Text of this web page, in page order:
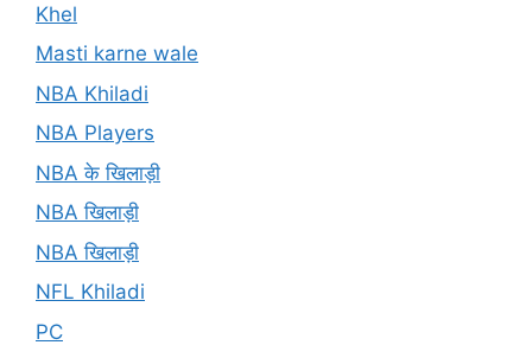
Khel
Masti karne wale
NBA Khiladi
NBA Players
NBA के खिलाड़ी
NBA खिलाड़ी
NBA खिलाड़ी
NFL Khiladi
PC